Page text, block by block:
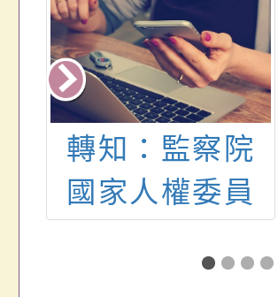
轉知：監察院
國家人權委員
35週年兒童權